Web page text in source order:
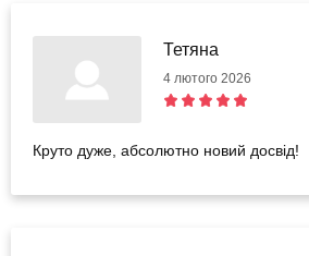
Тетяна
4 лютого 2026
Круто дуже, абсолютно новий досвід!